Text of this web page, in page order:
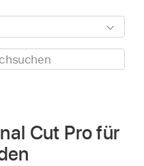
Cut Pro für